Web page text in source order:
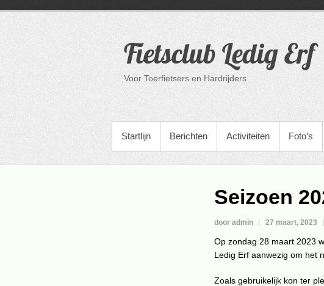
Fietsclub Ledig Erf
Voor Toerfietsers en Hardrijders
PRIMAIR MENU
Startlijn Berichten Activiteiten Foto’s
Seizoen
door admin 27 maart, 2023
Op zondag 28 maart 2023
Ledig Erf aanwezig om het
Zoals gebruikelijk kon ter